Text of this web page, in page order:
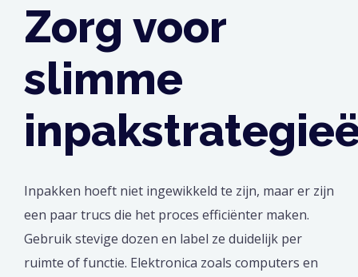
Zorg voor
slimme
Inpakken hoeft niet ingewikkeld te zijn, maar er zijn
een paar trucs die het proces efficiënter maken.
Gebruik stevige dozen en label ze duidelijk per
ruimte of functie. Elektronica zoals computers en